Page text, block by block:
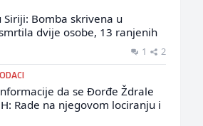
Siriji: Bomba skrivena u
dvije osobe, 13 ranjenih
1 2
da se Đorđe Ždrale
Rade na njegovom lociranju i